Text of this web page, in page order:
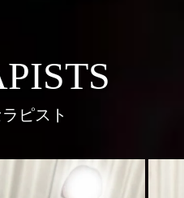
ピスト